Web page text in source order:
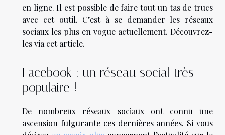
en ligne. Il est possible de faire tout un tas de trucs
avec cet outil. C’est à se demander les réseaux
sociaux les plus en vogue actuellement. Découvrez-
les via cet article.
Facebook : un réseau social très
populaire !
De nombreux réseaux sociaux ont connu une
ascension fulgurante ces dernières années. Si vous